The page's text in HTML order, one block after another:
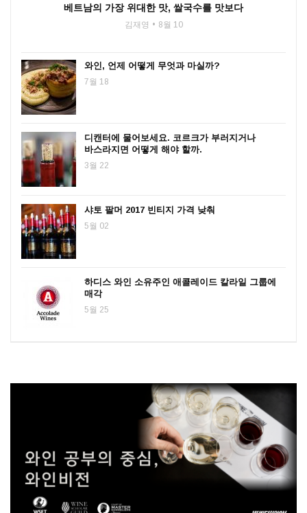
베트남의 가장 위대한 맛, 쌀국수를 맛보다
김재영 8월 10
와인, 언제 어떻게 무엇과 마실까?
7월 18
디캔터에 물어보세요. 코르크가 부러지거나
바스라지면 어떻게 해야 할까.
3월 22
샤토 팔머 2017 빈티지 가격 낮춰
5월 02
하디스 와인 소유주인 애콜레이드 칼라일 그룹에
매각
5월 25